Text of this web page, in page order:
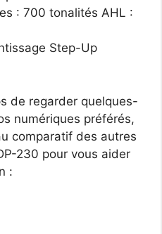
: 700 tonalités AHL :
Step-Up
de regarder quelques-
numériques préférés,
comparatif des autres
230 pour vous aider
: